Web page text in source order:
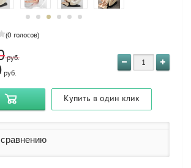
(0 голосов)
руб.
руб.
Купить в один клик